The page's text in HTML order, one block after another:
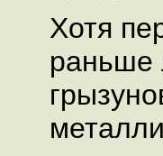
Хотя
раньше